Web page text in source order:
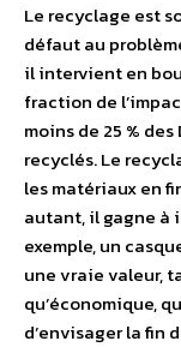
Le recyclage est
défaut au
il intervient en
fraction de
moins de 25 %
recyclés. Le
les matériaux en
autant, il gagne à
exemple, un
une vraie valeur,
qu’économique,
d’envisager la fin